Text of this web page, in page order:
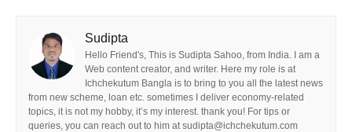
Sudipta
Hello Friend's, This is Sudipta Sahoo, from India. I am a
Web content creator, and writer. Here my role is at
Ichchekutum Bangla is to bring to you all the latest news
from new scheme, loan etc. sometimes I deliver economy-related
topics, it is not my hobby, it’s my interest. thank you! For tips or
queries, you can reach out to him at sudipta@ichchekutum.com